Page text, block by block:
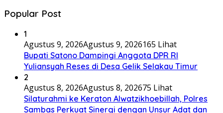
Popular Post
1
Agustus 9, 2026Agustus 9, 2026165 Lihat
Bupati Satono Dampingi Anggota DPR RI
Yuliansyah Reses di Desa Gelik Selakau Timur
2
Agustus 8, 2026Agustus 8, 202675 Lihat
Silaturahmi ke Keraton Alwatzikhoebillah, Polres
Sambas Perkuat Sinergi dengan Unsur Adat dan